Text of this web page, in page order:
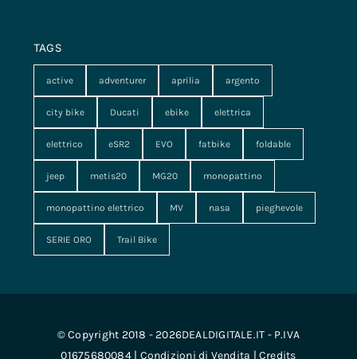
TAGS
active adventurer aprilia argento
city bike Ducati ebike elettrica
elettrico eSR2 EVO fatbike foldable
jeep metis20 MG20 monopattino
monopattino elettrico MV nasa pieghevole
SERIE ORO Trail Bike
© Copyright 2018 - 2026DEALDIGITALE.IT - P.IVA
01675680084 | Condizioni di Vendita Credits